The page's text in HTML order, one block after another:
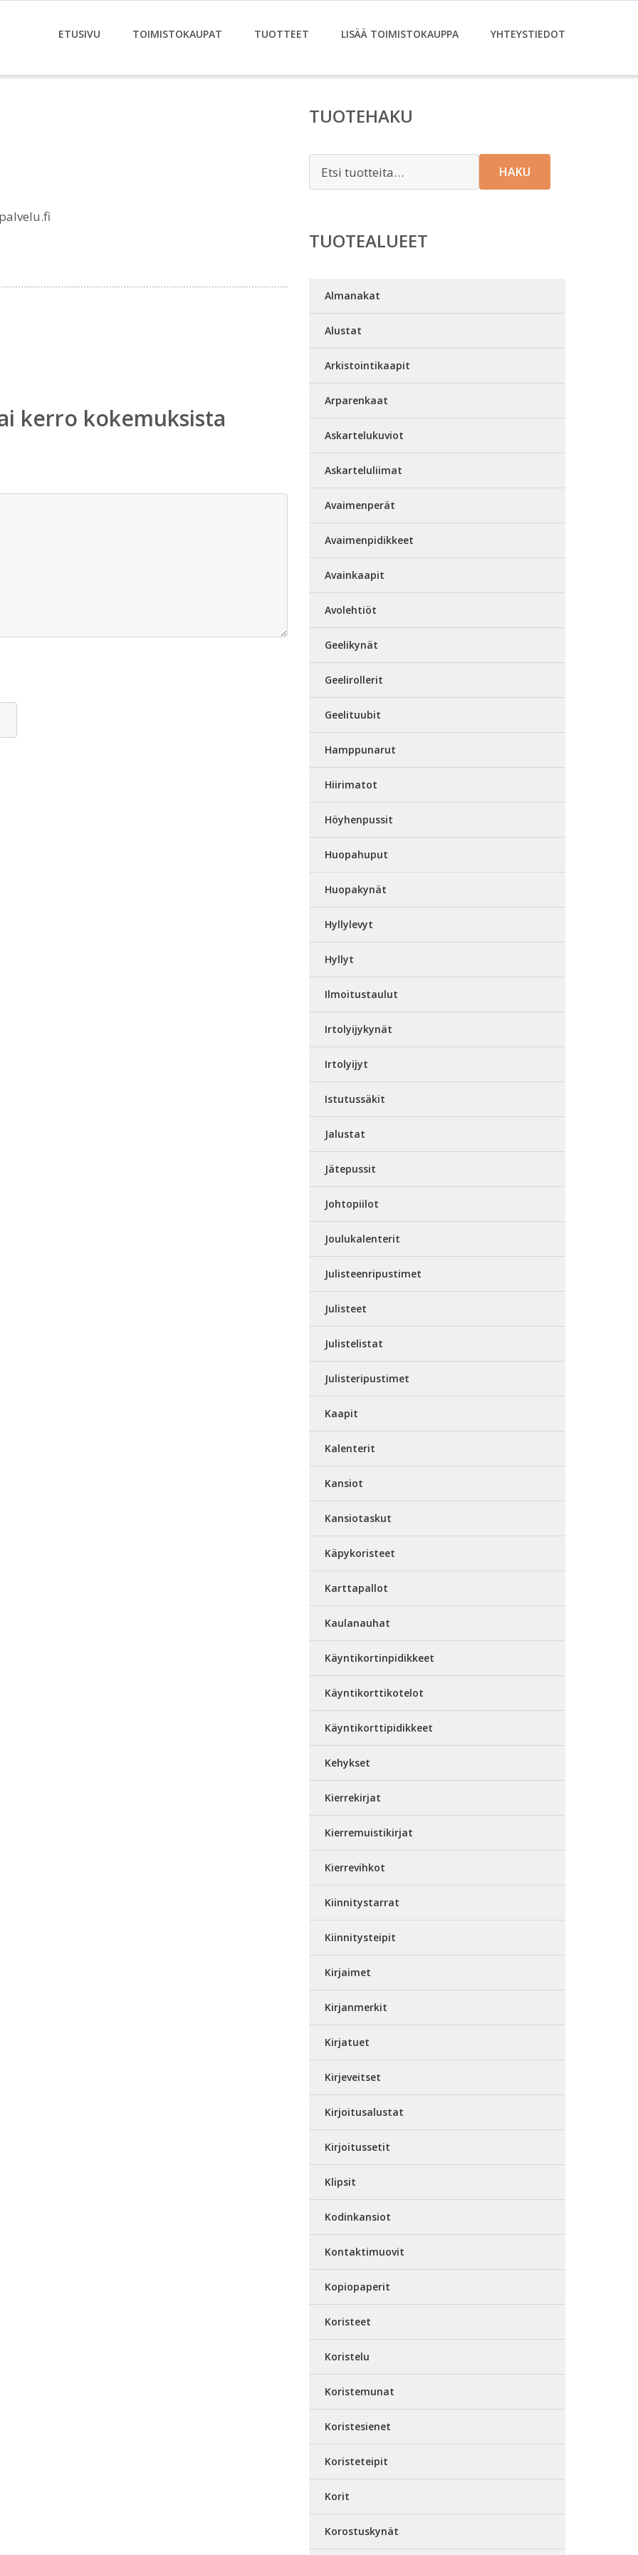
ETUSIVU TOIMISTOKAUPAT TUOTTEET LISÄÄ TOIMISTOKAUPPA YHTEYSTIEDOT
kerro kokemuksista
TUOTEHAKU
HAKU
TUOTEALUEET
Almanakat
Alustat
Arkistointikaapit
Arparenkaat
Askartelukuviot
Askarteluliimat
Avaimenperät
Avaimenpidikkeet
Avainkaapit
Avolehtiöt
Geelikynät
Geelirollerit
Geelituubit
Hamppunarut
Hiirimatot
Höyhenpussit
Huopahuput
Huopakynät
Hyllylevyt
Hyllyt
Ilmoitustaulut
Irtolyijykynät
Irtolyijyt
Istutussäkit
Jalustat
Jätepussit
Johtopiilot
Joulukalenterit
Julisteenripustimet
Julisteet
Julistelistat
Julisteripustimet
Kaapit
Kalenterit
Kansiot
Kansiotaskut
Käpykoristeet
Karttapallot
Kaulanauhat
Käyntikortinpidikkeet
Käyntikorttikotelot
Käyntikorttipidikkeet
Kehykset
Kierrekirjat
Kierremuistikirjat
Kierrevihkot
Kiinnitystarrat
Kiinnitysteipit
Kirjaimet
Kirjanmerkit
Kirjatuet
Kirjeveitset
Kirjoitusalustat
Kirjoitussetit
Klipsit
Kodinkansiot
Kontaktimuovit
Kopiopaperit
Koristeet
Koristelu
Koristemunat
Koristesienet
Koristeteipit
Korit
Korostuskynät